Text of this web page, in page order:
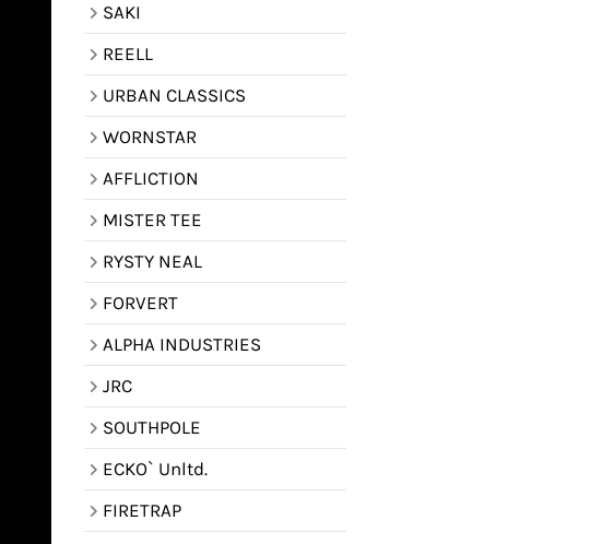
SAKI
REELL
URBAN CLASSICS
WORNSTAR
AFFLICTION
MISTER TEE
RYSTY NEAL
FORVERT
ALPHA INDUSTRIES
JRC
SOUTHPOLE
ECKO` Unltd.
FIRETRAP